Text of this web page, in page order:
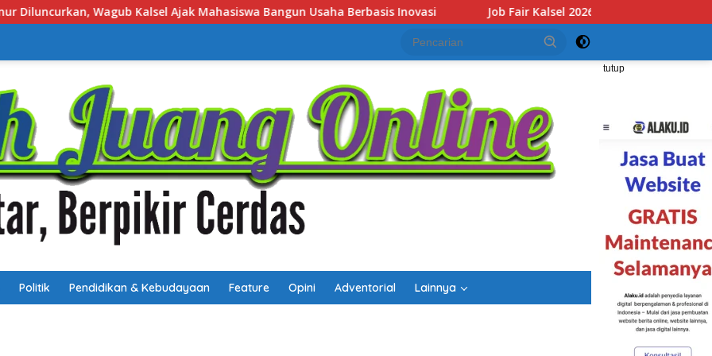
Bangun Usaha Berbasis Inovasi Job Fair Kalsel 2026 Dibuka, Sediakan Hampir 2.000 Lowongan Kerja dan Perkuat
tutup
Politik Pendidikan & Kebudayaan Feature Opini Adventorial Lainnya